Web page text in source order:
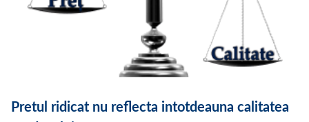
Pretul ridicat nu reflecta intotdeauna calitatea